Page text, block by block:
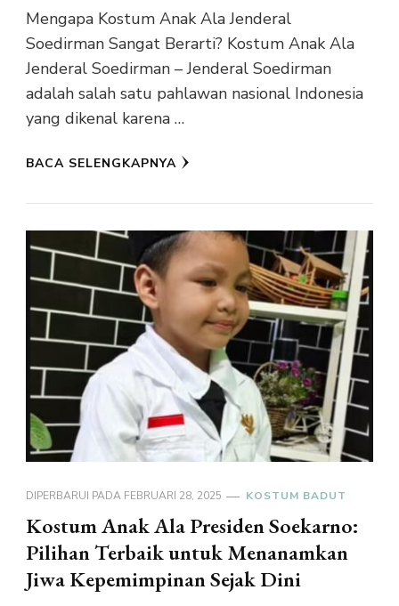
Mengapa Kostum Anak Ala Jenderal
Soedirman Sangat Berarti? Kostum Anak Ala
Jenderal Soedirman – Jenderal Soedirman
adalah salah satu pahlawan nasional Indonesia
yang dikenal karena …
BACA SELENGKAPNYA
DIPERBARUI PADA FEBRUARI 28, 2025 KOSTUM BADUT
Kostum Anak Ala Presiden Soekarno:
Pilihan Terbaik untuk Menanamkan
Jiwa Kepemimpinan Sejak Dini